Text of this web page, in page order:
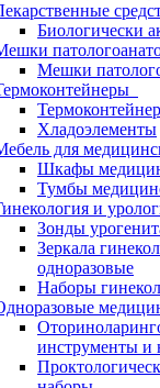
Биологически
Мешки
Хладоэлементы
для
Шкафы
Тумбы
и
Зонды
Зеркала
одноразовые
Наборы
инструменты и